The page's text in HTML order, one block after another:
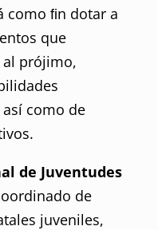
como ﬁn dotar a
que
al prójimo,
como de
de Juventudes
de
juveniles,